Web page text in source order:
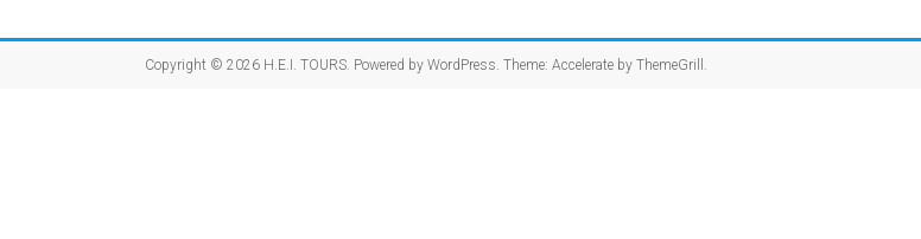
Copyright © 2026 H.E.I. TOURS. Powered by WordPress. Theme: Accelerate by ThemeGrill .